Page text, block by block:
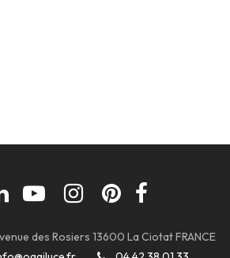
des Rosiers 13600 La Ciotat FRANCE